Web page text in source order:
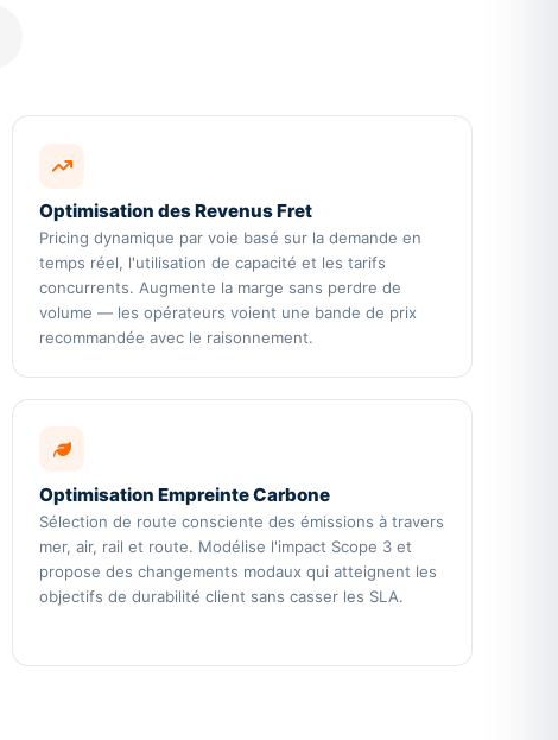
Optimisation des Revenus Fret
Pricing dynamique par voie basé sur la demande en
temps réel, l'utilisation de capacité et les tarifs
concurrents. Augmente la marge sans perdre de
volume — les opérateurs voient une bande de prix
recommandée avec le raisonnement.
Optimisation Empreinte Carbone
Sélection de route consciente des émissions à travers
mer, air, rail et route. Modélise l'impact Scope 3 et
propose des changements modaux qui atteignent les
objectifs de durabilité client sans casser les SLA.